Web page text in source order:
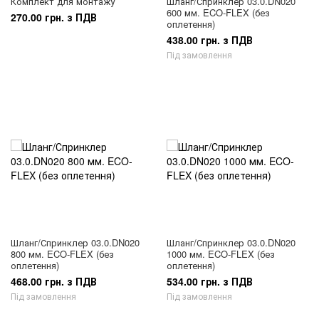
270.00 грн. з ПДВ
600 мм. ECO-FLEX (без
оплетення)
438.00 грн. з ПДВ
Під замовлення
Шланг/Спринклер 03.0.DN020
800 мм. ECO-FLEX (без
оплетення)
468.00 грн. з ПДВ
Під замовлення
Шланг/Спринклер 03.0.DN020
1000 мм. ECO-FLEX (без
оплетення)
534.00 грн. з ПДВ
Під замовлення